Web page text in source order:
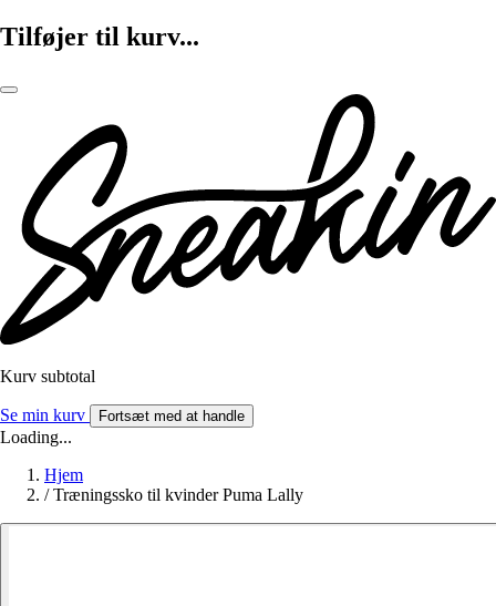
Tilføjer til kurv...
Kurv subtotal
Se min kurv Fortsæt med at handle
Loading...
Hjem
/ Træningssko til kvinder Puma Lally